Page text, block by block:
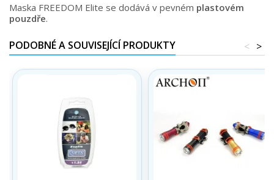
Maska FREEDOM Elite se dodává v pevném plastovém
pouzdře.
PODOBNÉ A SOUVISEJÍCÍ PRODUKTY >
<